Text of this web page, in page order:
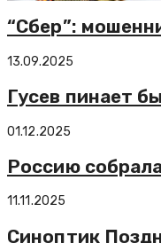
“Сбер”:
13.09.2025
Гусев пинает
01.12.2025
Россию
11.11.2025
Синоптик